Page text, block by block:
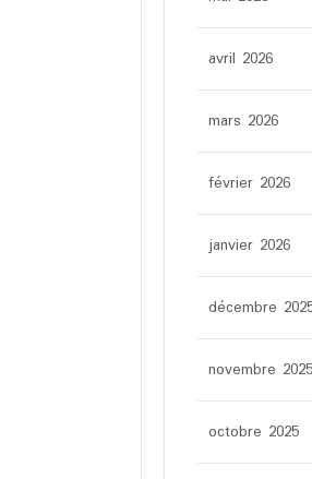
avril 2026
mars 2026
février 2026
janvier 2026
décembre
novembre 2025
octobre 2025